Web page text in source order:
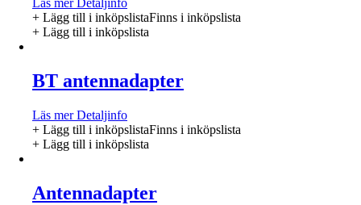
Läs merDetaljinfo
+ Lägg till i inköpslistaFinns i inköpslista
+ Lägg till i inköpslista
BT antennadapter
Läs merDetaljinfo
+ Lägg till i inköpslistaFinns i inköpslista
+ Lägg till i inköpslista
Antennadapter